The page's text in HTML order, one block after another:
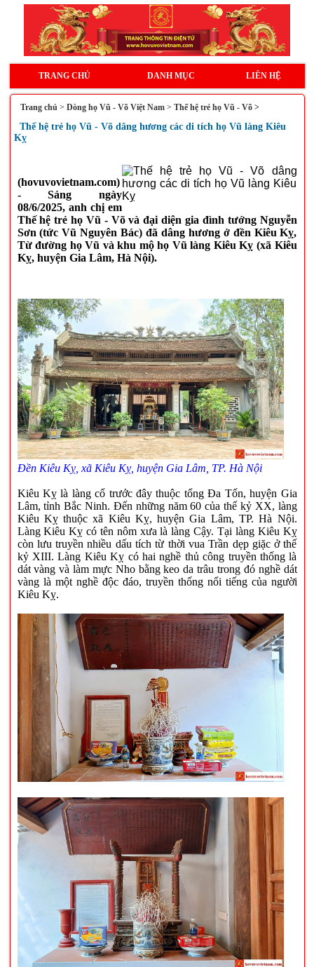
TRANG CHỦ DANH MỤC LIÊN HỆ
Trang chủ > Dòng họ Vũ - Võ Việt Nam> Thế hệ trẻ họ Vũ - Võ >
Thế hệ trẻ họ Vũ - Võ dâng hương các di tích họ Vũ làng Kiêu
Kỵ
(hovuvovietnam.com)
- Sáng ngày
08/6/2025, anh chị em
Thế hệ trẻ họ Vũ - Võ và đại diện gia đình tướng Nguyễn
Sơn (tức Vũ Nguyên Bác) đã dâng hương ở đền Kiêu Kỵ,
Từ đường họ Vũ và khu mộ họ Vũ làng Kiêu Kỵ (xã Kiêu
Kỵ, huyện Gia Lâm, Hà Nội).
Đền Kiêu Kỵ, xã Kiêu Kỵ, huyện Gia Lâm, TP. Hà Nội
Kiêu Kỵ là làng cổ trước đây thuộc tổng Đa Tốn, huyện Gia
Lâm, tỉnh Bắc Ninh. Đến những năm 60 của thế kỷ XX, làng
Kiêu Kỵ thuộc xã Kiêu Kỵ, huyện Gia Lâm, TP. Hà Nội.
Làng Kiêu Kỵ có tên nôm xưa là làng Cậy. Tại làng Kiêu Kỵ
còn lưu truyền nhiều dấu tích từ thời vua Trần dẹp giặc ở thế
kỷ XIII. Làng Kiêu Kỵ có hai nghề thủ công truyền thống là
dát vàng và làm mực Nho bằng keo da trâu trong đó nghề dát
vàng là một nghề độc đáo, truyền thống nổi tiếng của người
Kiêu Kỵ.